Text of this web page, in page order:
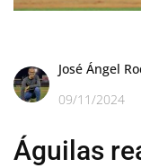
José Ángel
09/11/2024
Águilas